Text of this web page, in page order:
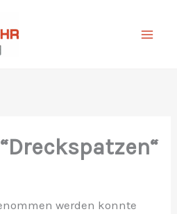
werden konnte